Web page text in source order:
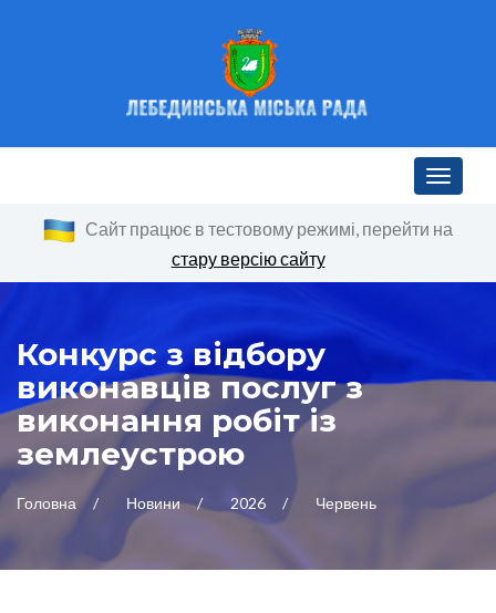
Toggle
Сайт працює в тестовому режимі, перейти на
стару версію сайту
Конкурс з відбору
виконавців послуг з
виконання робіт із
землеустрою
Головна Новини 2026 Червень